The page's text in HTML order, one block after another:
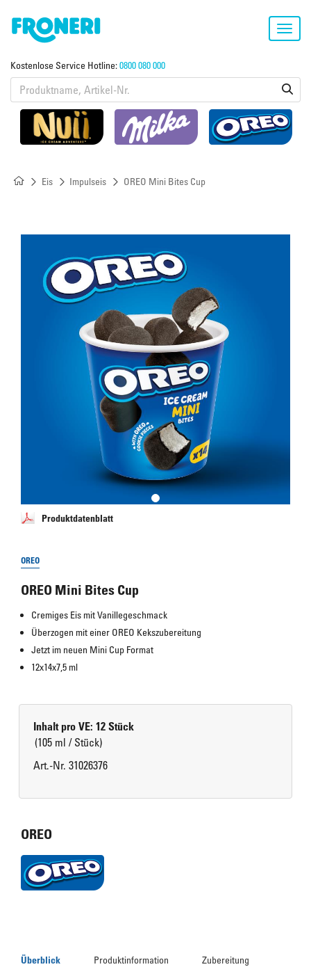
Kostenlose Service Hotline:0800 080 000
Eis Impulseis OREO Mini Bites Cup
Produktdatenblatt
OREO
OREO Mini Bites Cup
Cremiges Eis mit Vanillegeschmack
Überzogen mit einer OREO Kekszubereitung
Jetzt im neuen Mini Cup Format
12x14x7,5 ml
Inhalt pro VE: 12 Stück
(105 ml / Stück)
Art.-Nr. 31026376
OREO
Überblick Produktinformation Zubereitung